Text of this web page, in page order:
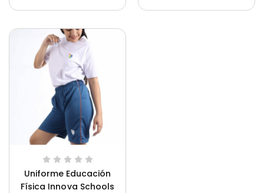
Uniforme Innova Schools Unisex
Uniforme Educación
Física Innova Schools